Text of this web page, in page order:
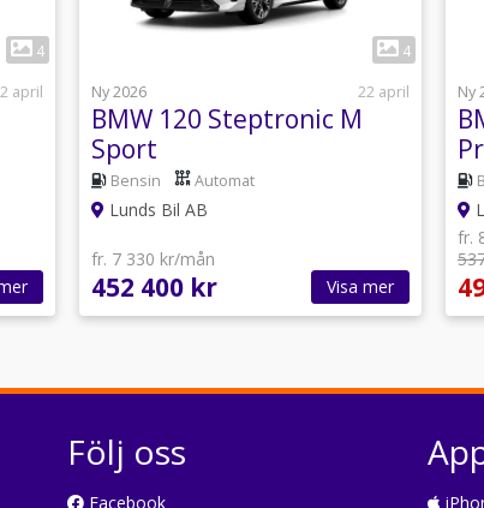
4
april
4
Ny 2026
22 april
BMW 120 Steptronic M
Sport
Bensin Automat
Lunds Bil AB
fr. 7 330 kr/mån
452 400 kr Visa mer
Ny
fr.
Följ oss
Facebook